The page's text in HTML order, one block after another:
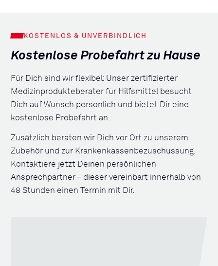
KOSTENLOS & UNVERBINDLICH
Kostenlose Probefahrt zu Hause
Für Dich sind wir flexibel: Unser zertifizierter
Medizinprodukteberater für Hilfsmittel besucht
Dich auf Wunsch persönlich und bietet Dir eine
kostenlose Probefahrt an.
Zusätzlich beraten wir Dich vor Ort zu unserem
Zubehör und zur Krankenkassenbezuschussung.
Kontaktiere jetzt Deinen persönlichen
Ansprechpartner – dieser vereinbart innerhalb von
48 Stunden einen Termin mit Dir.